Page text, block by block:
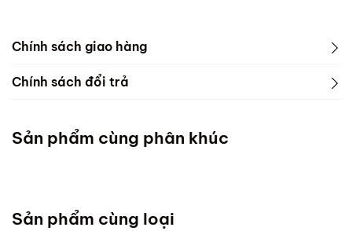
Chính sách giao hàng
Chính sách đổi trả
Sản phẩm cùng phân khúc
Sản phẩm cùng loại